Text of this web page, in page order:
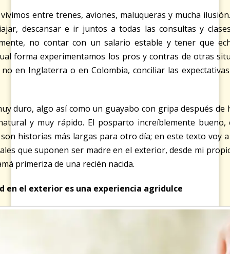
entre trenes, aviones, maluqueras y mucha
descansar e ir juntos a todas las consultas y
no contar con un salario estable y tener que
forma experimentamos los pros y contras de otras
en Inglaterra o en Colombia, conciliar las
duro, algo así como un guayabo con gripa después de
y muy rápido. El posparto increíblemente bueno,
historias más largas para otro día; en este texto voy
que suponen ser madre en el exterior, desde mi
primeriza de una recién nacida.
en el exterior es una experiencia agridulce